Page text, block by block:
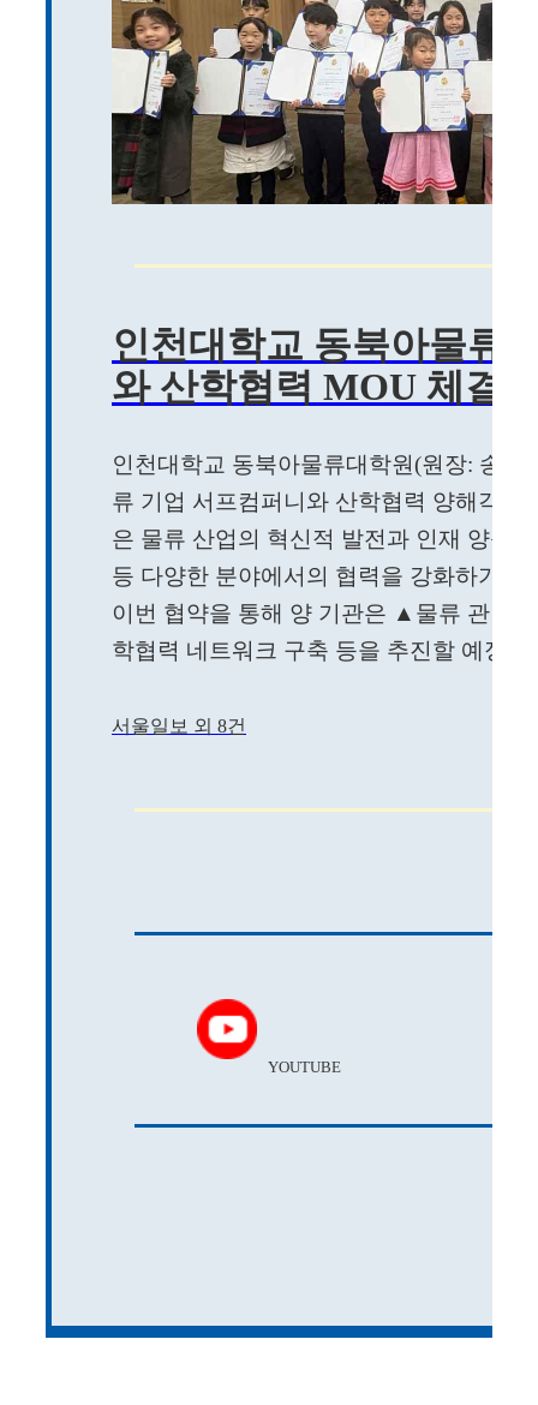
인천대학교 동북아물류
와 산학협력 MOU 체결
인천대학교 동북아물류대학원(원장: 송상
류 기업 서프컴퍼니와 산학협력 양해각서
은 물류 산업의 혁신적 발전과 인재 양성
등 다양한 분야에서의 협력을 강화하기 위
이번 협약을 통해 양 기관은 ▲물류 관련
학협력 네트워크 구축 등을 추진할 예정
서울일보 외 8건
YOUTUBE